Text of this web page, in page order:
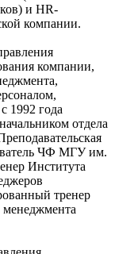
и HR-
компании.
компании,
1992 года
отдела
ЧФ МГУ им.
Института
тренер
менеджмента